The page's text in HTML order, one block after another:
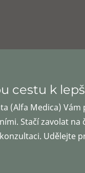
cestu k
(Alfa Medica)
Stačí zavolat na
Udělejte